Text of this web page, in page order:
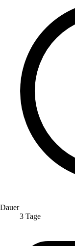
Dauer
3 Tage